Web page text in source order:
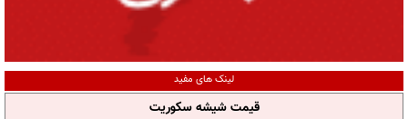
لینک های مفید
قیمت شیشه سکوریت